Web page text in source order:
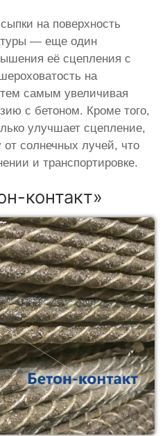
на поверхность
— еще один
её сцепления с
на
самым увеличивая
с бетоном. Кроме того,
улучшает сцепление,
солнечных лучей, что
и транспортировке.
контакт»